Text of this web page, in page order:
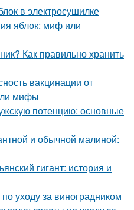
в электросушилке
яблок: миф или
Как правильно хранить
вакцинации от
мифы
потенцию: основные
и обычной малиной:
гигант: история и
уходу за виноградником